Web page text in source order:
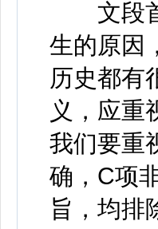
文段首
生的原因
历史都有
义，应重
我们要重
确，C项
旨，均排